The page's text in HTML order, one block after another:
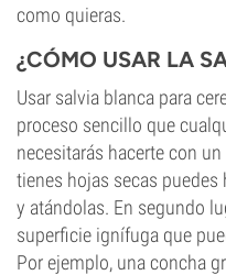
como quieras.
¿CÓMO USAR LA
Usar salvia blanca para
proceso sencillo que
necesitarás hacerte con
tienes hojas secas
y atándolas. En segundo
superficie ignífuga que
Por ejemplo, una concha